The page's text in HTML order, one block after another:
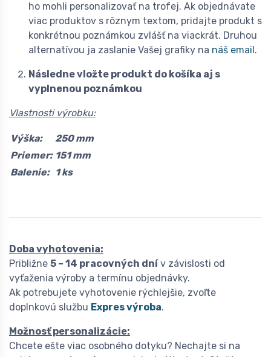
ho mohli personalizovať na trofej. Ak objednávate
viac produktov s rôznym textom, pridajte produkt s
konkrétnou poznámkou zvlášť na viackrát. Druhou
alternatívou ja zaslanie Vašej grafiky na náš email .
Následne vložte produkt do košíka aj s
vyplnenou poznámkou
Vlastnosti výrobku:
Výška:
250 mm
Priemer: 151 mm
Balenie: 1 ks
Doba vyhotovenia:
Približne 5 – 14 pracovných dnív závislosti od
vyťaženia výroby a termínu objednávky.
Ak potrebujete vyhotovenie rýchlejšie, zvoľte
doplnkovú službu Expres výroba.
Možnosť personalizácie:
Chcete ešte viac osobného dotyku? Nechajte si na